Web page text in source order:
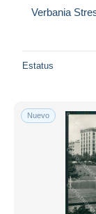
Verbania
Estatus
Nuevo